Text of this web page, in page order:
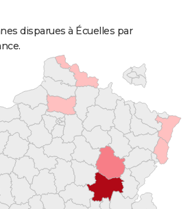
disparues à Écuelles par